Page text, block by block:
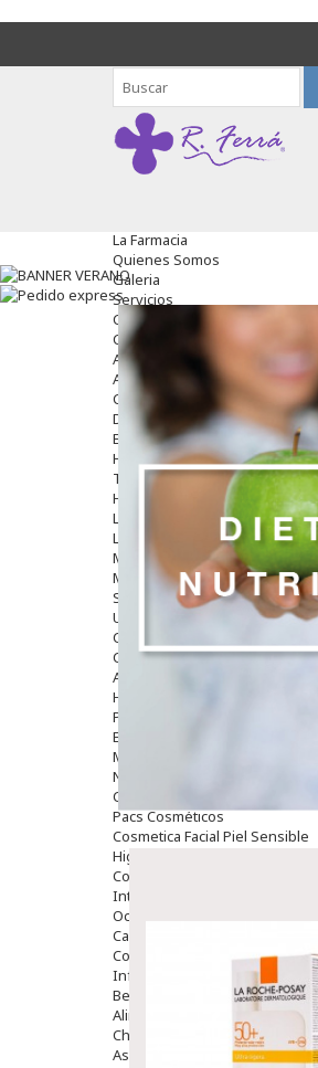
La Farmacia
Quienes Somos
Galeria
Servicios
Cosmética
Cosmética Facial
Antiacné
Antiedad
Contorno De Ojos
Despigmentantes
Exfoliantes
Hidratantes
Tratamientos De Noche
Hombre
Limpieza
Labiales
Maquillajes Y Color
Mascarillas
Solares
Utensilios
Cosmética Capilar
Cosmética Corporal
Anticelulíticos
Hidratantes Corporales
Perfumes Y Colonias
Exfoliantes Corporales
Manos Y Uñas
Nutricosmética
Cosmetica De Pies
Pacs Cosméticos
Cosmetica Facial Piel Sensible
Higiene
Corporal
Intima
Ocular
Capilar
Complementos
Infantil
Bebé
Alimentación Y Complementos
Chupetes Y Mordedores
Aseo Y Baño